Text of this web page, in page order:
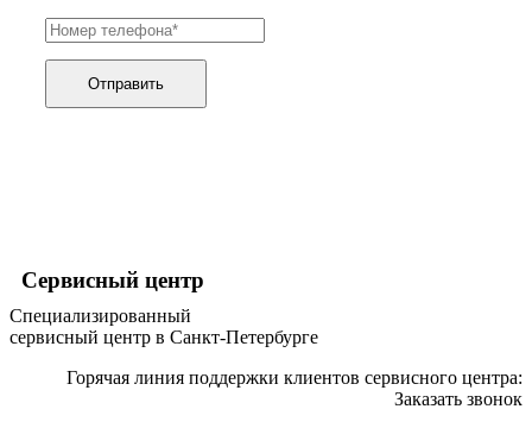
gps часов
градирней
грилей
грилей для кур
грилей для шаурмы
громкоговорителей
гвоздезабивных пистолетов
Отправить
Сервисный центр
Специализированный
сервисный центр в Санкт-Петербурге
Горячая линия поддержки клиентов сервисного центра:
Заказать звонок